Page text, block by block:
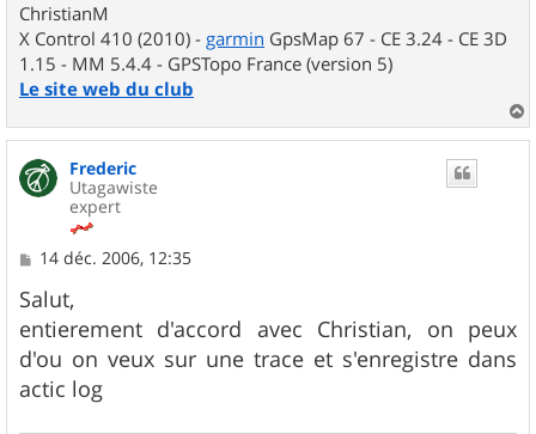
ChristianM
X Control 410 (2010) - garmin GpsMap 67 - CE 3.24 - CE 3D
1.15 - MM 5.4.4 - GPSTopo France (version 5)
Le site web du club
a
Frederic
Utagawiste
expert
M
s
s
a
g
e
14 déc. 2006, 12:35
Salut,
entierement d'accord avec Christian, on peux
d'ou on veux sur une trace et s'enregistre dans
actic log